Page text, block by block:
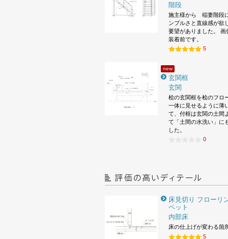
階段
施主様から 稲妻階段
ンプルさと直線感が
要望がありました。 画
装着前です。
5
new
玄関框
玄関
桧の玄関框を桧のフロ
一体に見せるように薄
て、付框は玄関の土間
て「土間の水洗い」に
した。
0
床見切り フローリ
ペット
内部床
床の仕上げが変わる箇
5